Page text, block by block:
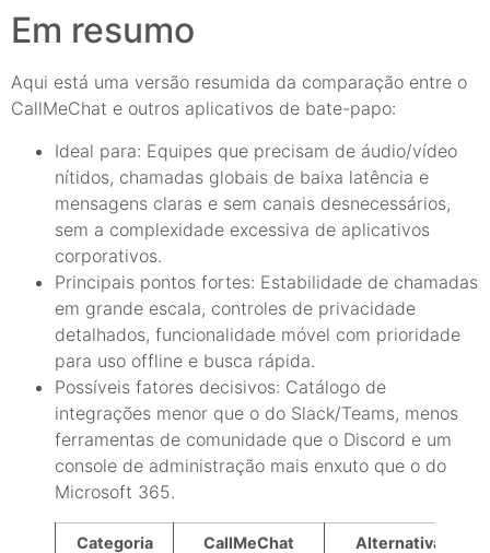
Em resumo
Aqui está uma versão resumida da comparação entre o
CallMeChat e outros aplicativos de bate-papo:
Ideal para: Equipes que precisam de áudio/vídeo
nítidos, chamadas globais de baixa latência e
mensagens claras e sem canais desnecessários,
sem a complexidade excessiva de aplicativos
corporativos.
Principais pontos fortes: Estabilidade de chamadas
em grande escala, controles de privacidade
detalhados, funcionalidade móvel com prioridade
para uso offline e busca rápida.
Possíveis fatores decisivos: Catálogo de
integrações menor que o do Slack/Teams, menos
ferramentas de comunidade que o Discord e um
console de administração mais enxuto que o do
Microsoft 365.
Categoria CallMeChat
Alternativas